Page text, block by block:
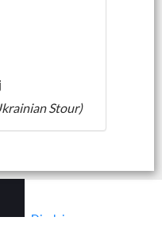
Stour)
| Disclaimer